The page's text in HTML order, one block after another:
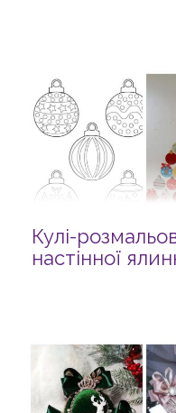
Кулі-
настінної